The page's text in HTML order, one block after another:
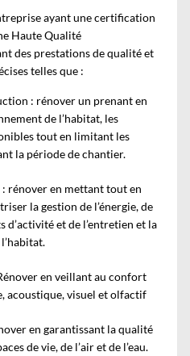
ayant une certification
Haute Qualité
des prestations de qualité et
telles que :
: rénover un prenant en
de l’habitat, les
tout en limitant les
la période de chantier.
: rénover en mettant tout en
la gestion de l’énergie, de
d’activité et de l’entretien et la
en veillant au confort
acoustique, visuel et olfactif
en garantissant la qualité
de vie, de l’air et de l’eau.